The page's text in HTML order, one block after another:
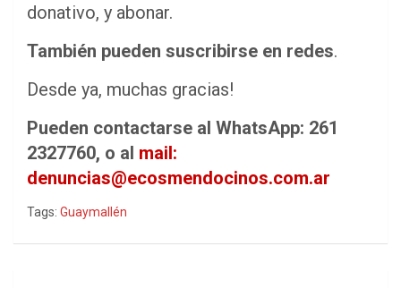
donativo, y abonar.
También pueden suscribirse en redes.
Desde ya, muchas gracias!
Pueden contactarse al WhatsApp: 261
2327760, o al mail:
denuncias@ecosmendocinos.com.ar
Tags: Guaymallén